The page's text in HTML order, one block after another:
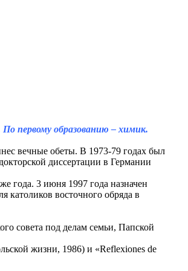
первому образованию – химик.
вечные обеты. В 1973-79 годах был
диссертации в Германии
года. 3 июня 1997 года назначен
восточного обряда в
совета под делам семьи, Папской
жизни, 1986) и «Reflexiones de